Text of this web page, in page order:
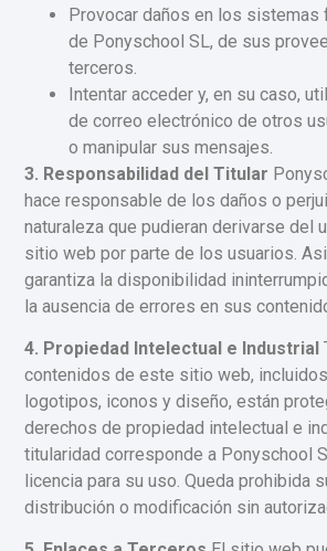
Provocar daños en los
de Ponyschool SL, de sus
terceros.
Intentar acceder y, en su caso,
de correo electrónico de otros
o manipular sus mensajes.
3. Responsabilidad del Titular
hace responsable de los daños o
naturaleza que pudieran derivarse del
sitio web por parte de los usuarios.
garantiza la disponibilidad
la ausencia de errores en sus
4. Propiedad Intelectual e Industrial
contenidos de este sitio web,
logotipos, iconos y diseño, están
derechos de propiedad intelectual e
titularidad corresponde a Ponyschool
licencia para su uso. Queda prohibida
distribución o modificación sin